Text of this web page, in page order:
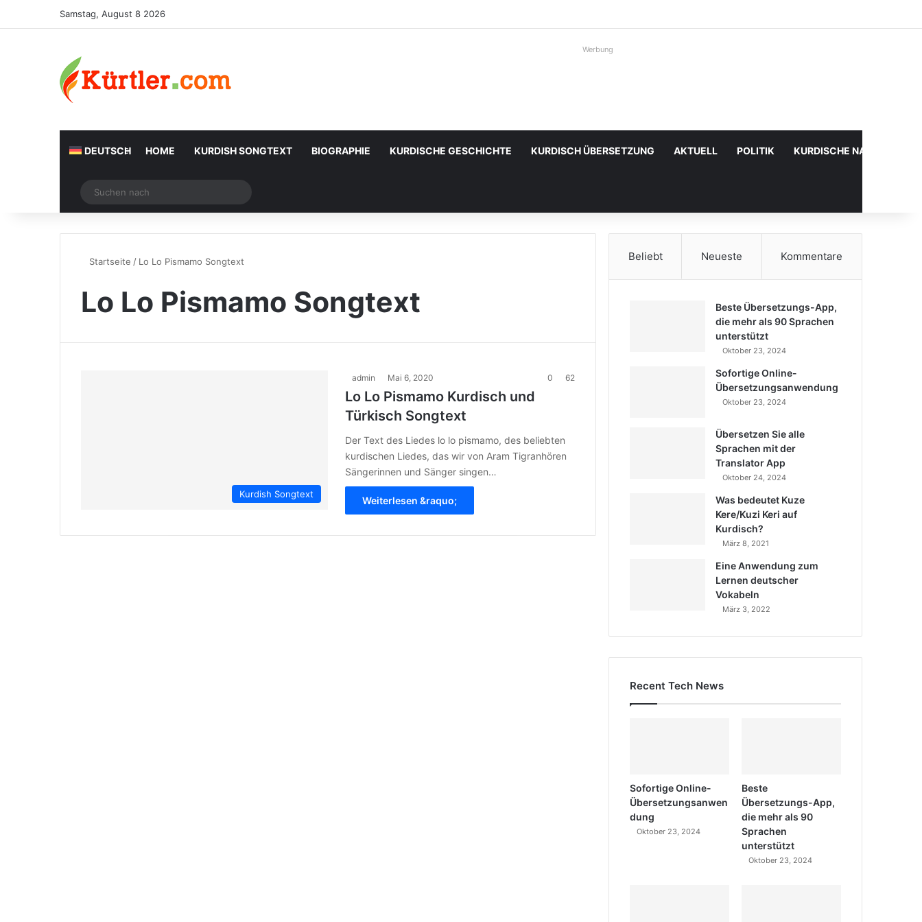
Samstag, August 8 2026
Werbung
DEUTSCH HOME KURDISH SONGTEXT BIOGRAPHIE KURDISCHE GESCHICHTE KURDISCH ÜBERSETZUNG AKTUELL POLITIK KURDISCHE
Zufälliger Artikel
nach
Startseite / Lo Lo Pismamo Songtext
Lo Lo Pismamo Songtext
Kurdish Songtext
admin Mai 6, 2020 0 62
Lo Lo Pismamo Kurdisch und
Türkisch Songtext
Der Text des Liedes lo lo pismamo, des beliebten
kurdischen Liedes, das wir von Aram Tigranhören
Sängerinnen und Sänger singen…
Weiterlesen &raquo;
Beliebt Neueste Kommentare
Beste Übersetzungs-App,
die mehr als 90 Sprachen
unterstützt
Oktober 23, 2024
Sofortige Online-
Übersetzungsanwendung
Oktober 23, 2024
Übersetzen Sie alle
Sprachen mit der
Translator App
Oktober 24, 2024
Was bedeutet Kuze
Kere/Kuzi Keri auf
Kurdisch?
März 8, 2021
Eine Anwendung zum
Lernen deutscher
Vokabeln
März 3, 2022
Recent Tech News
Sofortige Online-
Übersetzungsanwen
dung
Oktober 23, 2024
Beste
Übersetzungs-App,
die mehr als 90
Sprachen
unterstützt
Oktober 23, 2024